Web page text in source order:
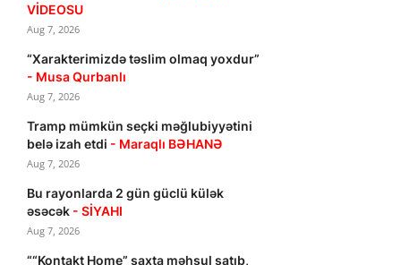
VİDEOSU
Aug 7, 2026
“Xarakterimizdə təslim olmaq yoxdur”
- Musa Qurbanlı
Aug 7, 2026
Tramp mümkün seçki məğlubiyyətini
belə izah etdi - Maraqlı BƏHANƏ
Aug 7, 2026
Bu rayonlarda 2 gün güclü külək
əsəcək - SİYAHI
Aug 7, 2026
““Kontakt Home” saxta məhsul satıb,